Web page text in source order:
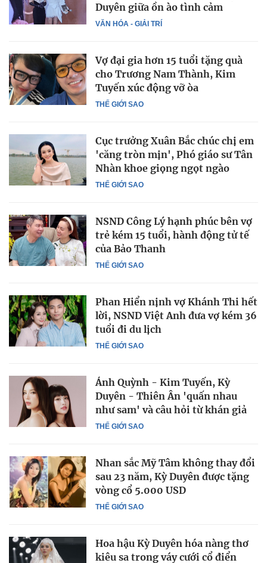
VĂN HÓA - GIẢI TRÍ
Duyên giữa ồn ào tình cảm
THẾ GIỚI SAO
Vợ đại gia hơn 15 tuổi tặng quà
cho Trương Nam Thành, Kim
Tuyến xúc động vỡ òa
THẾ GIỚI SAO
Cục trưởng Xuân Bắc chúc chị em
'căng tròn mịn', Phó giáo sư Tân
Nhàn khoe giọng ngọt ngào
THẾ GIỚI SAO
NSND Công Lý hạnh phúc bên vợ
trẻ kém 15 tuổi, hành động tử tế
của Bảo Thanh
THẾ GIỚI SAO
Phan Hiển nịnh vợ Khánh Thi hết
lời, NSND Việt Anh đưa vợ kém 36
tuổi đi du lịch
THẾ GIỚI SAO
Ánh Quỳnh - Kim Tuyến, Kỳ
Duyên - Thiên Ân 'quấn nhau
như sam' và câu hỏi từ khán giả
THẾ GIỚI SAO
Nhan sắc Mỹ Tâm không thay đổi
sau 23 năm, Kỳ Duyên được tặng
vòng cổ 5.000 USD
Hoa hậu Kỳ Duyên hóa nàng thơ
kiêu sa trong váy cưới cổ điển